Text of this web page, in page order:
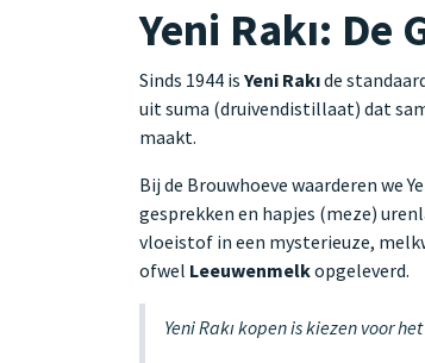
Yeni Rakı: De
Sinds 1944 is Yeni Rakıde
uit suma (druivendistillaat) dat
maakt.
Bij de Brouwhoeve waarderen we
gesprekken en hapjes (meze)
vloeistof in een mysterieuze,
ofwel Leeuwenmelkopgeleverd.
Yeni Rakı kopen is kiezen voor